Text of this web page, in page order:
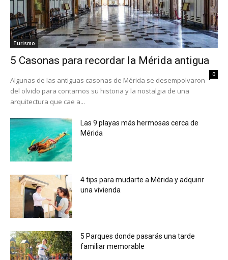
Turismo
5 Casonas para recordar la Mérida antigua
0
Algunas de las antiguas casonas de Mérida se desempolvaron
del olvido para contarnos su historia y la nostalgia de una
arquitectura que cae a...
Las 9 playas más hermosas cerca de
Mérida
4 tips para mudarte a Mérida y adquirir
una vivienda
5 Parques donde pasarás una tarde
familiar memorable